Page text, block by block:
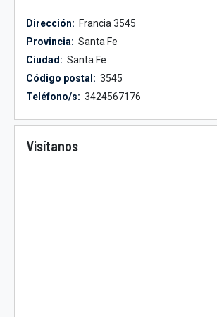
Dirección: Francia 3545
Provincia: Santa Fe
Ciudad: Santa Fe
Código postal: 3545
Teléfono/s: 3424567176
Visítanos